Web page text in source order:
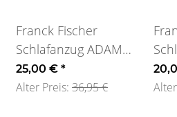
Franck Fischer
Schlafanzug ADAM
Größe 92
25,00 € *
Alter Preis: 36,95 €